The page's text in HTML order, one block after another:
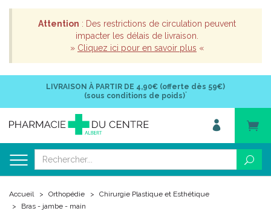
Attention : Des restrictions de circulation peuvent
impacter les délais de livraison.
» Cliquez ici pour en savoir plus «
LIVRAISON À PARTIR DE 4,90€ (offerte dès 59€)
(sous conditions de poids)*
Accueil Orthopédie
Chirurgie Plastique et Esthétique
Bras - jambe - main